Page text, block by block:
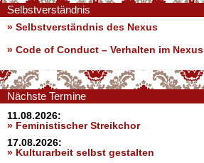
Selbstverständnis
» Selbstverständnis des Nexus
» Code of Conduct – Verhalten im Nexus
Nächste Termine
11.08.2026:
» Feministischer Streikchor
17.08.2026:
» Kulturarbeit selbst gestalten